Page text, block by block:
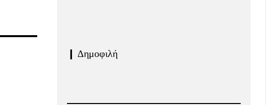
❙ Δημοφιλή